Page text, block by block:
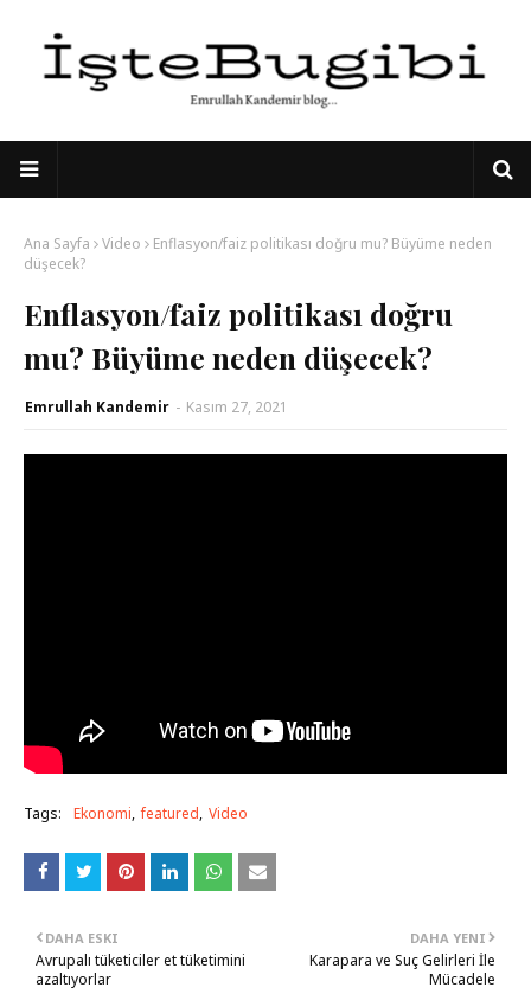
Ana Sayfa Video
Enflasyon/faiz politikası doğru mu? Büyüme neden
düşecek?
Enflasyon/faiz politikası doğru
mu? Büyüme neden düşecek?
Emrullah Kandemir - Kasım 27, 2021
Tags: Ekonomi featured Video
DAHA YENI
Karapara ve Suç Gelirleri İle
Mücadele
DAHA ESKI
Avrupalı tüketiciler et tüketimini
azaltıyorlar